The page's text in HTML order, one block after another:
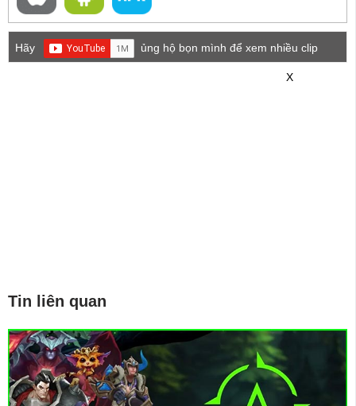
Hãy
ủng hộ bọn mình để xem nhiều clip
X
Tin liên quan